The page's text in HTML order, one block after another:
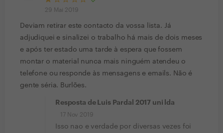
29 Mai 2019
Deviam retirar este contacto da vossa lista. Já
adjudiquei e sinalizei o trabalho há mais de dois meses
e após ter estado uma tarde à espera que fossem
montar o material nunca mais ninguém atendeu o
telefone ou responde às mensagens e emails. Não é
gente séria. Burlões.
Resposta de Luis Pardal 2017 uni lda
17 Nov 2019
Isso nao e verdade por diversas vezes foi